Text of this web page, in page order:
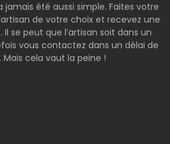
jamais été aussi simple. Faites votre
de votre choix et recevez une
se peut que l’artisan soit dans un
vous contactez dans un délai de
cela vaut la peine !